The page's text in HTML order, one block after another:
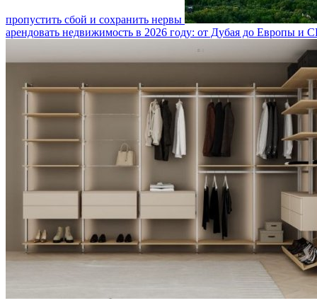
пропустить сбой и сохранить нервы
арендовать недвижимость в 2026 году: от Дубая до Европы и